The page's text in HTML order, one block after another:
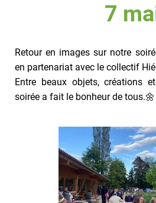
7
Retour en images sur notre
en partenariat avec le collectif
Entre beaux objets, créations
soirée a fait le bonheur de tous.🌼